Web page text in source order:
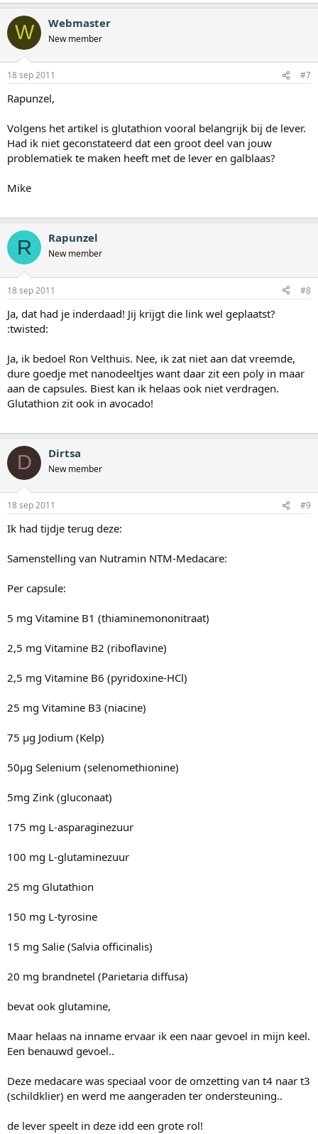
W Webmaster
New member
18 sep 2011 #7
Rapunzel,
Volgens het artikel is glutathion vooral belangrijk bij de lever.
Had ik niet geconstateerd dat een groot deel van jouw
problematiek te maken heeft met de lever en galblaas?
Mike
R Rapunzel
New member
18 sep 2011 #8
Ja, dat had je inderdaad! Jij krijgt die link wel geplaatst?
:twisted:
Ja, ik bedoel Ron Velthuis. Nee, ik zat niet aan dat vreemde,
dure goedje met nanodeeltjes want daar zit een poly in maar
aan de capsules. Biest kan ik helaas ook niet verdragen.
Glutathion zit ook in avocado!
D Dirtsa
New member
18 sep 2011 #9
Ik had tijdje terug deze:
Samenstelling van Nutramin NTM-Medacare:
Per capsule:
5 mg Vitamine B1 (thiaminemononitraat)
2,5 mg Vitamine B2 (riboflavine)
2,5 mg Vitamine B6 (pyridoxine-HCl)
25 mg Vitamine B3 (niacine)
75 µg Jodium (Kelp)
50µg Selenium (selenomethionine)
5mg Zink (gluconaat)
175 mg L-asparaginezuur
100 mg L-glutaminezuur
25 mg Glutathion
150 mg L-tyrosine
15 mg Salie (Salvia officinalis)
20 mg brandnetel (Parietaria diffusa)
bevat ook glutamine,
Maar helaas na inname ervaar ik een naar gevoel in mijn keel.
Een benauwd gevoel..
Deze medacare was speciaal voor de omzetting van t4 naar t3
(schildklier) en werd me aangeraden ter ondersteuning..
de lever speelt in deze idd een grote rol!